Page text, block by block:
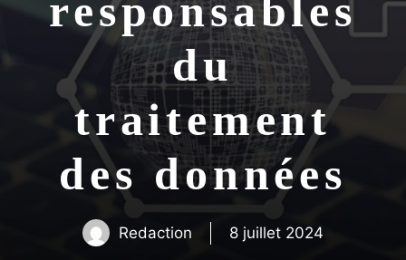
responsables
du
traitement
des données
Redaction 8 juillet 2024